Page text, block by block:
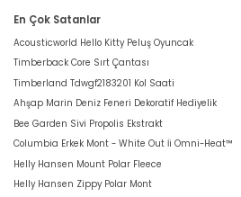
En Çok Satanlar
Acousticworld Hello Kitty Peluş Oyuncak
Timberback Core Sırt Çantası
Timberland Tdwgf2183201 Kol Saati
Ahşap Marin Deniz Feneri Dekoratif Hediyelik
Bee Garden Sivi Propolis Ekstrakt
Columbia Erkek Mont - White Out İi Omni-Heat™
Helly Hansen Mount Polar Fleece
Helly Hansen Zippy Polar Mont